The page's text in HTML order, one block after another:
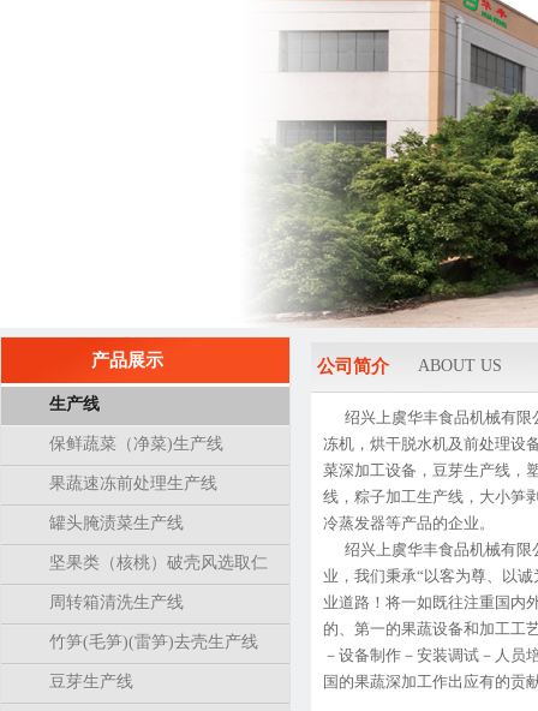
产品展示
生产线
保鲜蔬菜（净菜)生产线
果蔬速冻前处理生产线
罐头腌渍菜生产线
坚果类（核桃）破壳风选取仁
生产线
周转箱清洗生产线
竹笋(毛笋)(雷笋)去壳生产线
豆芽生产线
公司简介 ABOUT US
绍兴上虞华丰食品机械有限
冻机，烘干脱水机及前处理设
菜深加工设备，豆芽生产线，
线，粽子加工生产线，大小笋
冷蒸发器等产品的企业。
绍兴上虞华丰食品机械有限
业，我们秉承“以客为尊、以
业道路！将一如既往注重国内
的、第一的果蔬设备和加工工
－设备制作－安装调试－人员
国的果蔬深加工作出应有的贡